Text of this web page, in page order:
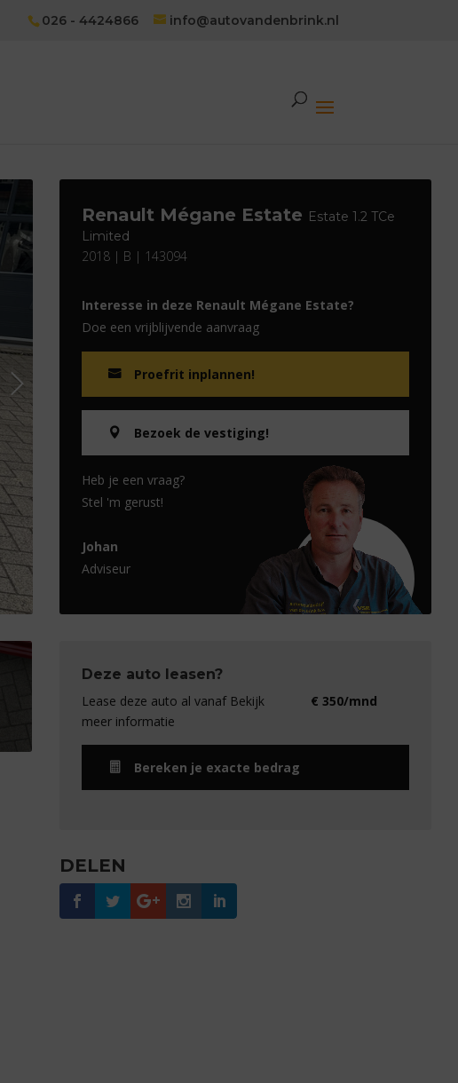
026 - 4424866 info@autovandenbrink.nl
Renault Mégane Estate Estate 1.2 TCe
Limited
2018 | B | 143094
Interesse in deze Renault Mégane Estate?
Doe een vrijblijvende aanvraag
Proefrit inplannen!
Bezoek de vestiging!
Heb je een vraag?
Stel 'm gerust!
Johan
Adviseur
Deze auto leasen?
Lease deze auto al vanaf Bekijk
meer informatie
€ 350/mnd
Bereken je exacte bedrag
DELEN